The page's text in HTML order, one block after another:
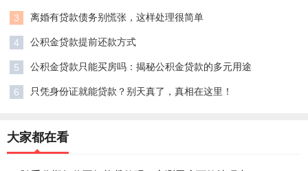
3 离婚有贷款债务别慌张，这样处理很简单
4 公积金贷款提前还款方式
5 公积金贷款只能买房吗：揭秘公积金贷款的多元用途
6 只凭身份证就能贷款？别天真了，真相在这里！
大家都在看